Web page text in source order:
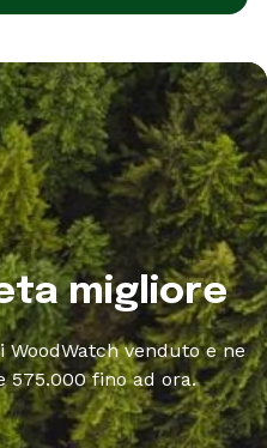
migliore
WoodWatch venduto e ne
575.000 fino ad ora.